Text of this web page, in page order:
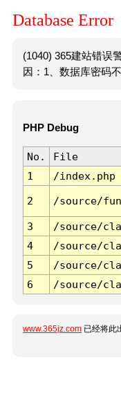
Database Error
(1040) 365建站错误
因：1、数据库密码
PHP Debug
No. File
1
/index.php
2 /source/
3 /source/
4
/source/
5
/source/
6
/source/
www.365jz.com 已经将此